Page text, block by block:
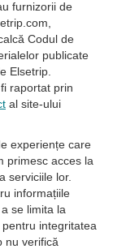
furnizorii de
Codul de
publicate
Elsetrip.
raportat prin
al site-ului
experiențe care
primesc acces la
serviciile lor.
informațiile
se limita la
integritatea
nu verifică